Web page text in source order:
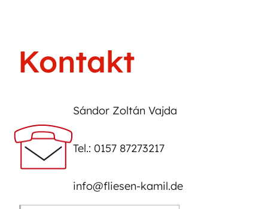
Kontakt
Sándor Zoltán Vajda
Tel.: 0157 87273217
info@fliesen-kamil.de